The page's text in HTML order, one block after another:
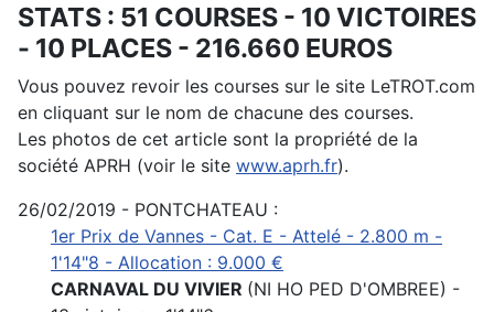
STATS : 51 COURSES - 10 VICTOIRES
- 10 PLACES - 216.660 EUROS
Vous pouvez revoir les courses sur le site LeTROT.com
en cliquant sur le nom de chacune des courses.
Les photos de cet article sont la propriété de la
société APRH (voir le site www.aprh.fr).
26/02/2019 - PONTCHATEAU :
1er Prix de Vannes - Cat. E - Attelé - 2.800 m -
1'14"8 - Allocation : 9.000 €
CARNAVAL DU VIVIER (NI HO PED D'OMBREE) -